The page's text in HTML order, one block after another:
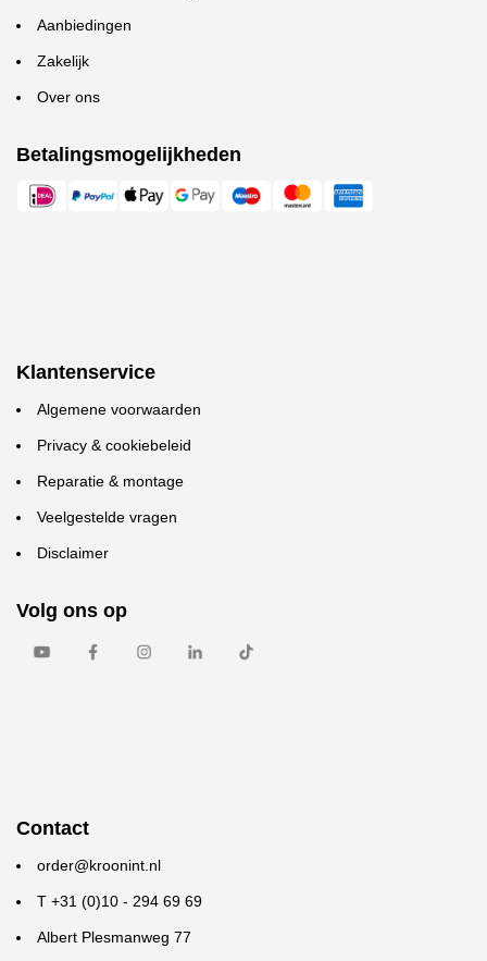
Aanbiedingen
Zakelijk
Over ons
Betalingsmogelijkheden
Klantenservice
Algemene voorwaarden
Privacy & cookiebeleid
Reparatie & montage
Veelgestelde vragen
Disclaimer
Volg ons op
Contact
order@kroonint.nl
T +31 (0)10 - 294 69 69
Albert Plesmanweg 77